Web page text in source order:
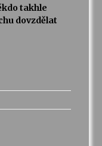
takhle
dovzdělat